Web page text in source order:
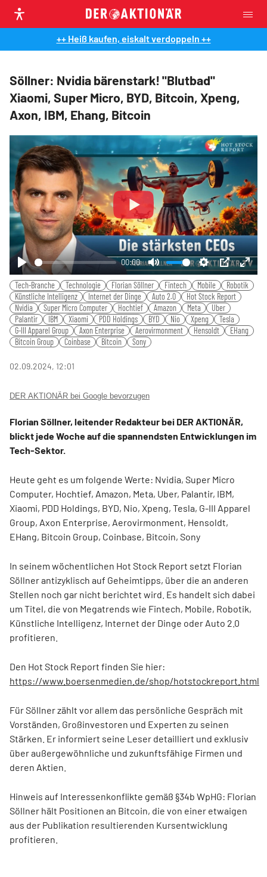
++ Heiß kaufen, eiskalt verdoppeln ++
Söllner: Nvidia bärenstark! "Blutbad"
Xiaomi, Super Micro, BYD, Bitcoin, Xpeng,
Axon, IBM, Ehang, Bitcoin
Play
00:00
Mute Settings
PIP
Play
Tech-Branche Technologie Florian Söllner Fintech Mobile
Robotik
Künstliche Intelligenz
Internet der Dinge Auto 2.0
Hot Stock Report
Nvidia
Super Micro Computer Hochtief Amazon Meta
Uber
Palantir
IBM Xiaomi PDD Holdings BYD Nio Xpeng
Tesla
G-III Apparel Group
Axon Enterprise Aerovirmonment Hensoldt
EHang
Bitcoin Group
Coinbase Bitcoin Sony
02.09.2024, 12:01
DER AKTIONÄR bei Google bevorzugen
Florian Söllner, leitender Redakteur bei DER AKTIONÄR,
blickt jede Woche auf die spannendsten Entwicklungen im
Tech-Sektor.
Heute geht es um folgende Werte: Nvidia, Super Micro
Computer, Hochtief, Amazon, Meta, Uber, Palantir, IBM,
Xiaomi, PDD Holdings, BYD, Nio, Xpeng, Tesla, G-III Apparel
Group, Axon Enterprise, Aerovirmonment, Hensoldt,
EHang, Bitcoin Group, Coinbase, Bitcoin, Sony
In seinem wöchentlichen Hot Stock Report setzt Florian
Söllner antizyklisch auf Geheimtipps, über die an anderen
Stellen noch gar nicht berichtet wird. Es handelt sich dabei
um Titel, die von Megatrends wie Fintech, Mobile, Robotik,
Künstliche Intelligenz, Internet der Dinge oder Auto 2.0
profitieren.
Den Hot Stock Report finden Sie hier:
https://www.boersenmedien.de/shop/hotstockreport.html
Für Söllner zählt vor allem das persönliche Gespräch mit
Vorständen, Großinvestoren und Experten zu seinen
Stärken. Er informiert seine Leser detailliert und exklusiv
über außergewöhnliche und zukunftsfähige Firmen und
deren Aktien.
Hinweis auf Interessenkonflikte gemäß §34b WpHG: Florian
Söllner hält Positionen an Bitcoin, die von einer etwaigen
aus der Publikation resultierenden Kursentwicklung
profitieren.